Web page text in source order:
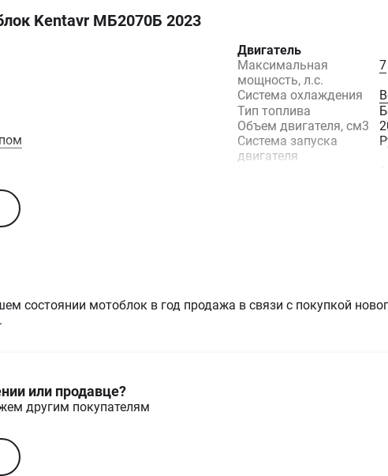
Kentavr МБ2070Б 2023
Двигатель
Максимальная
мощность, л.с.
7
Система охлаждения
Тип топлива
Объем двигателя, см3
Система запуска
двигателя
Привод
состоянии мотоблок в год продажа в связи с покупкой
или продавце?
другим покупателям